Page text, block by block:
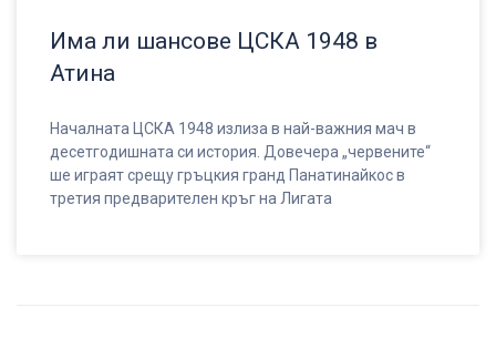
Има ли шансове ЦСКА 1948 в
Атина
Началната ЦСКА 1948 излиза в най-важния мач в
десетгодишната си история. Довечера „червените“
ше играят срещу гръцкия гранд Панатинайкос в
третия предварителен кръг на Лигата